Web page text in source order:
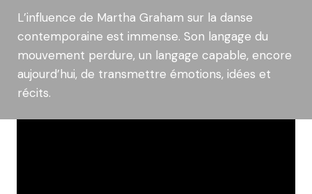
L’influence de Martha Graham sur la danse
contemporaine est immense. Son langage du
mouvement perdure, un langage capable, encore
aujourd’hui, de transmettre émotions, idées et
récits.